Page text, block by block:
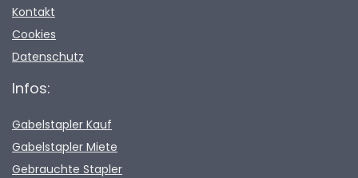
Kontakt
Cookies
Datenschutz
Infos:
Gabelstapler Kauf
Gabelstapler Miete
Gebrauchte Stapler